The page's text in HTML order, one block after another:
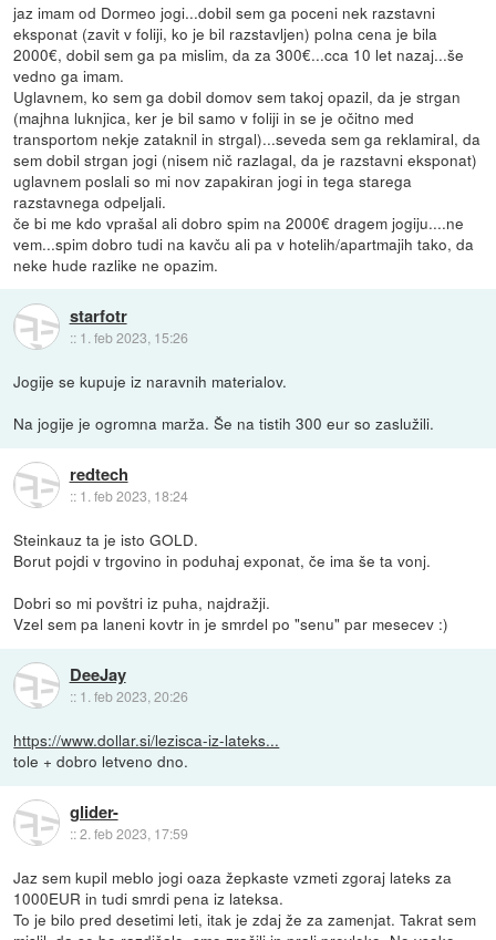
jaz imam od Dormeo jogi...dobil sem ga poceni nek razstavni
eksponat (zavit v foliji, ko je bil razstavljen) polna cena je bila
2000€, dobil sem ga pa mislim, da za 300€...cca 10 let nazaj...še
vedno ga imam.
Uglavnem, ko sem ga dobil domov sem takoj opazil, da je strgan
(majhna luknjica, ker je bil samo v foliji in se je očitno med
transportom nekje zataknil in strgal)...seveda sem ga reklamiral, da
sem dobil strgan jogi (nisem nič razlagal, da je razstavni eksponat)
uglavnem poslali so mi nov zapakiran jogi in tega starega
razstavnega odpeljali.
če bi me kdo vprašal ali dobro spim na 2000€ dragem jogiju....ne
vem...spim dobro tudi na kavču ali pa v hotelih/apartmajih tako, da
neke hude razlike ne opazim.
starfotr
:: 1. feb 2023, 15:26
Jogije se kupuje iz naravnih materialov.
Na jogije je ogromna marža. Še na tistih 300 eur so zaslužili.
redtech
:: 1. feb 2023, 18:24
Steinkauz ta je isto GOLD.
Borut pojdi v trgovino in poduhaj exponat, če ima še ta vonj.
Dobri so mi povštri iz puha, najdražji.
Vzel sem pa laneni kovtr in je smrdel po "senu" par mesecev :)
DeeJay
:: 1. feb 2023, 20:26
https://www.dollar.si/lezisca-iz-lateks...
tole + dobro letveno dno.
glider-
::2. feb 2023, 17:59
Jaz sem kupil meblo jogi oaza žepkaste vzmeti zgoraj lateks za
1000EUR in tudi smrdi pena iz lateksa.
To je bilo pred desetimi leti, itak je zdaj že za zamenjat. Takrat sem